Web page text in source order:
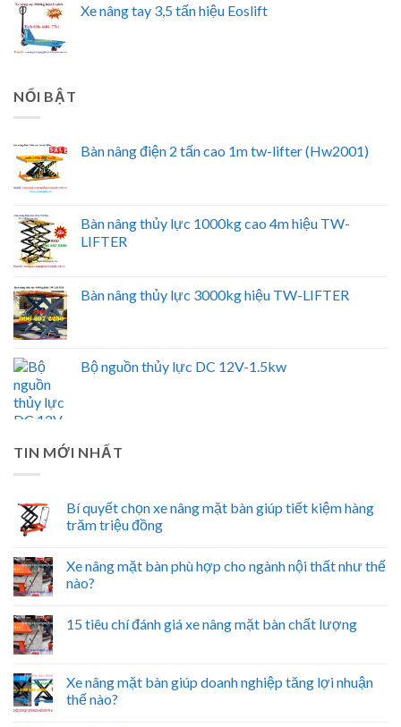
Xe nâng tay 3,5 tấn hiệu Eoslift
NỔI BẬT
Bàn nâng điện 2 tấn cao 1m tw-lifter (Hw2001)
Bàn nâng thủy lực 1000kg cao 4m hiệu TW-
LIFTER
Bàn nâng thủy lực 3000kg hiệu TW-LIFTER
Bộ nguồn thủy lực DC 12V-1.5kw
TIN MỚI NHẤT
Bí quyết chọn xe nâng mặt bàn giúp tiết kiệm hàng
trăm triệu đồng
Xe nâng mặt bàn phù hợp cho ngành nội thất như thế
nào?
15 tiêu chí đánh giá xe nâng mặt bàn chất lượng
Xe nâng mặt bàn giúp doanh nghiệp tăng lợi nhuận
thế nào?